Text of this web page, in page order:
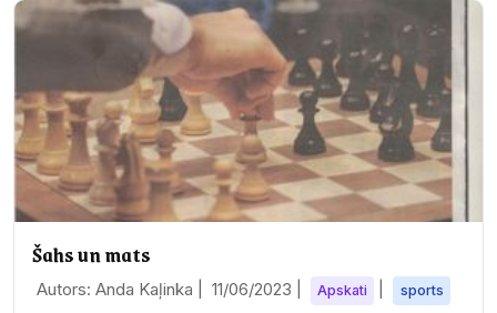
Šahs un mats
Autors: Anda Kaļinka | 11/06/2023 Apskati sports